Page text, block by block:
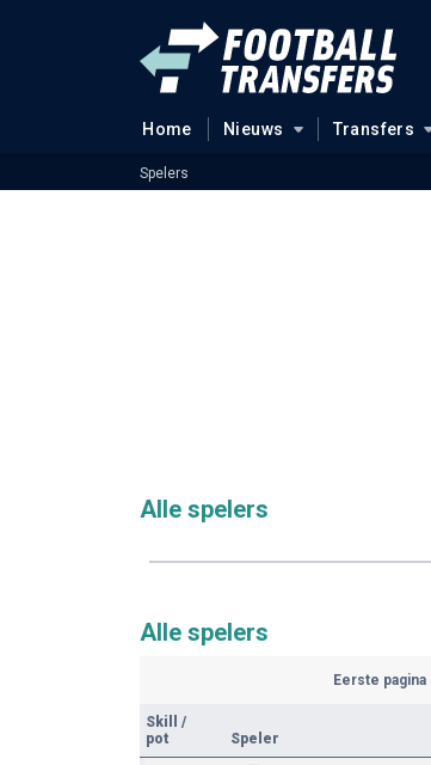
Home Nieuws Transfers
Spelers
Alle spelers
Alle spelers
Eerste pagina
Skill
/
pot
Speler